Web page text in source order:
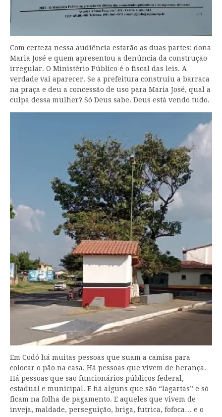
Com certeza nessa audiência estarão as duas partes: dona
Maria José e quem apresentou a denúncia da construção
irregular. O Ministério Público é o fiscal das leis. A
verdade vai aparecer. Se a prefeitura construiu a barraca
na praça e deu a concessão de uso para Maria José, qual a
culpa dessa mulher? Só Deus sabe. Deus está vendo tudo.
Em Codó há muitas pessoas que suam a camisa para
colocar o pão na casa. Há pessoas que vivem de herança.
Há pessoas que são funcionários públicos federal,
estadual e municipal. E há alguns que são “lagartas” e só
ficam na folha de pagamento. E aqueles que vivem de
inveja, maldade, perseguição, briga, futrica, fofoca… e o